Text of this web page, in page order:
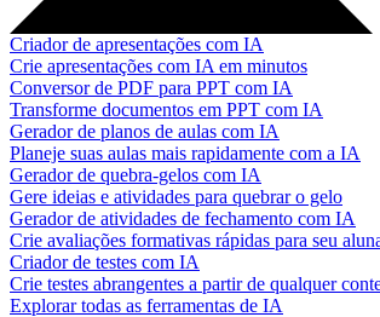
Criador de apresentações com IA
Crie apresentações com IA em minutos
Conversor de PDF para PPT com IA
Transforme documentos em PPT com IA
Gerador de planos de aulas com IA
Planeje suas aulas mais rapidamente com a IA
Gerador de quebra-gelos com IA
Gere ideias e atividades para quebrar o gelo
Gerador de atividades de fechamento com IA
Crie avaliações formativas rápidas para seu
Criador de testes com IA
Crie testes abrangentes a partir de qualquer
Explorar todas as ferramentas de IA